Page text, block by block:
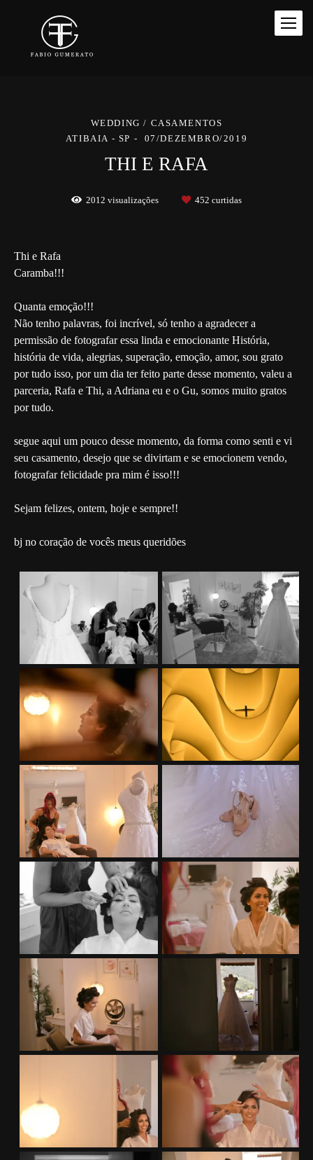
WEDDING / CASAMENTOS
ATIBAIA - SP
07/DEZEMBRO/2019
THI E RAFA
2012 visualizações 452 curtidas
Thi e Rafa
Caramba!!!
Quanta emoção!!!
Não tenho palavras, foi incrível, só tenho a agradecer a
permissão de fotografar essa linda e emocionante História,
história de vida, alegrias, superação, emoção, amor, sou grato
por tudo isso, por um dia ter feito parte desse momento, valeu a
parceria, Rafa e Thi, a Adriana eu e o Gu, somos muito gratos
por tudo.
segue aqui um pouco desse momento, da forma como senti e vi
seu casamento, desejo que se divirtam e se emocionem vendo,
fotografar felicidade pra mim é isso!!!
Sejam felizes, ontem, hoje e sempre!!
bj no coração de vocês meus queridões